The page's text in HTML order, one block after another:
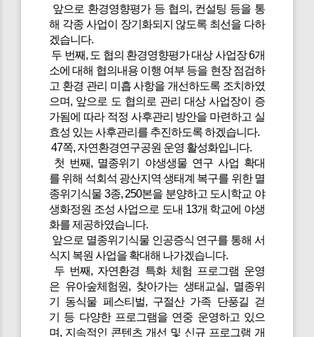
앞으로 환경영향평가 등 협의, 컨설팅 등을 통
해 각종 사업이 장기화되지 않도록 최선을 다하
겠습니다.
두 번째, 도 협의 환경영향평가 대상 사업장 6개
소에 대해 협의내용 이행 여부 등을 현장 점검하
고 환경 관리 미흡 사항을 개선하도록 조치하였
으며, 앞으로 도 협의로 관리 대상 사업장이 증
가됨에 따라 적정 사후관리 방안을 마련하고 실
효성 있는 사후관리를 추진하도록 하겠습니다.
47쪽, 자연환경연구공원 운영 활성화입니다.
첫 번째, 멸종위기 야생생물 연구 사업 확대
를 위해 석회석 광산지역 생태계 복구를 위한 멸
종위기식물 3종, 250본을 분양하고 도시학교 야
생화정원 조성 사업으로 도내 13개 학교에 야생
화를 제공하였습니다.
앞으로 멸종위기식물 인공증식 연구를 통해 서
식지 복원 사업을 확대해 나가겠습니다.
두 번째, 자연환경 특화 체험 프로그램 운영
은 유아숲체험원, 찾아가는 생태교실, 멸종위
기 동식물 페스티벌, 구절산 가족 단풍길 걷
기 등 다양한 프로그램을 연중 운영하고 있으
며, 지속적인 콘텐츠 개선 및 신규 프로그램 개